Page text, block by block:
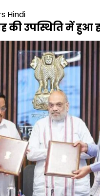
Hindi
उपस्थिति में हुआ